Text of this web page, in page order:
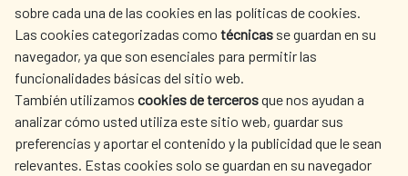
accesible depende de los esfuerzos por
hacer un uso adecuado, reducir la
contaminación y potenciar la regeneración
de los cuerpos de agua.
Agua y saneamiento
sobre cada una de las cookies en las políticas de cookies.
Las cookies categorizadas como técnicas se guardan en su
navegador, ya que son esenciales para permitir las
funcionalidades básicas del sitio web.
También utilizamos cookies de tercerosque nos ayudan a
analizar cómo usted utiliza este sitio web, guardar sus
preferencias y aportar el contenido y la publicidad que le sean
relevantes. Estas cookies solo se guardan en su navegador